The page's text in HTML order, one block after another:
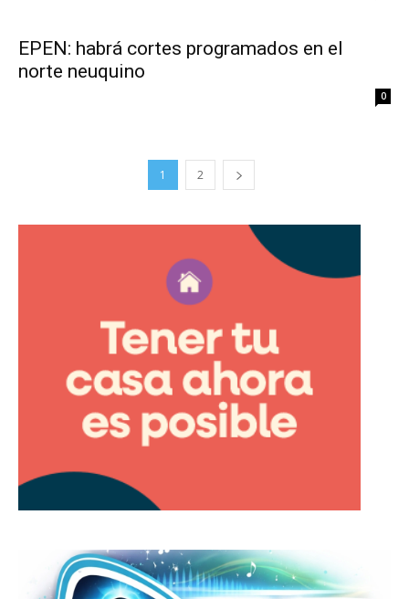
EPEN: habrá cortes programados en el
norte neuquino
0
1 2